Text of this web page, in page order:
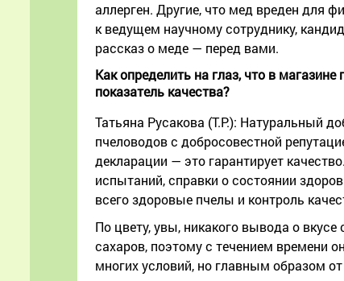
аллерген. Другие, что мед вреден для
к ведущем научному сотруднику,
рассказ о меде — перед вами.
Как определить на глаз, что в
показатель качества?
Татьяна Русакова (Т.Р.): Натуральный
пчеловодов с добросовестной
декларации — это гарантирует
испытаний, справки о состоянии
всего здоровые пчелы и контроль
По цвету, увы, никакого вывода о
сахаров, поэтому с течением времени
многих условий, но главным образом